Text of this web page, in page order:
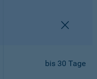
bis 30 Tage